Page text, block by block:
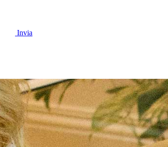
Invia